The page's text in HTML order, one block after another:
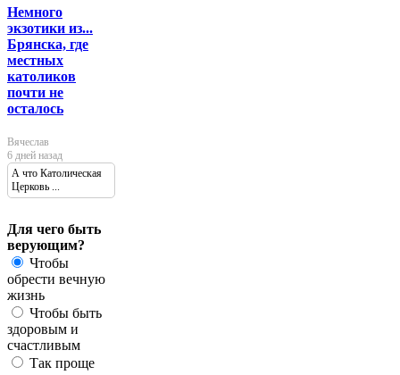
Немного
экзотики из...
Брянска, где
местных
католиков
почти не
осталось
Вячеслав
6 дней назад
А что Католическая
Церковь ...
Для чего быть
верующим?
Чтобы
обрести вечную
жизнь
Чтобы быть
здоровым и
счастливым
Так проще